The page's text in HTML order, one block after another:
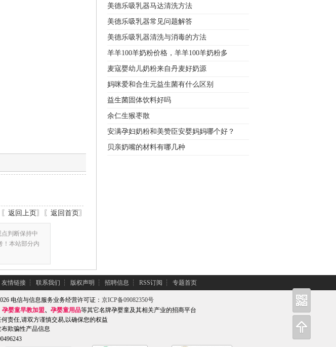
返回上页〗〖 返回首页〗
判断保持中
！本站部分内
美德乐吸乳器马达清洗方法
美德乐吸乳器常见问题解答
美德乐吸乳器清洗与消毒的方法
羊羊100羊奶粉价格，羊羊100羊奶粉多
麦寇婴幼儿奶粉来自丹麦好奶源
妈咪爱和合生元益生菌有什么区别
益生菌固体饮料好吗
余仁生猴枣散
安满孕妇奶粉和美赞臣安婴妈妈哪个好？
贝亲奶嘴的材料有哪几种
友情链接 ┆ 联系我们 ┆ 版权声明 ┆ 招聘信息 ┆ RSS订阅 ┆ 专题首页
电信与信息服务业务经营许可证： 京ICP备09082350号
孕婴童早教加盟、 孕婴童用品等其它名牌孕婴童及其相关产业的招商平台
责任,请双方谨慎交易,以确保您的权益
欺骗性产品信息